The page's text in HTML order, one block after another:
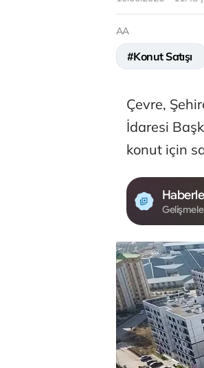
AA
#Konut Satışı
Çevre,
İdaresi
konut için